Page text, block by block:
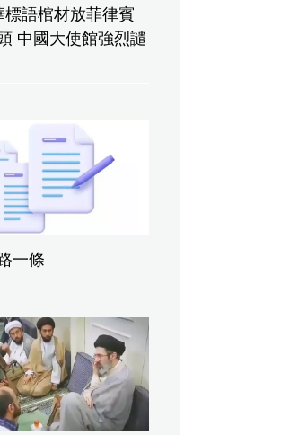
標語棺材放菲律賓
中國大使館強烈譴
一條